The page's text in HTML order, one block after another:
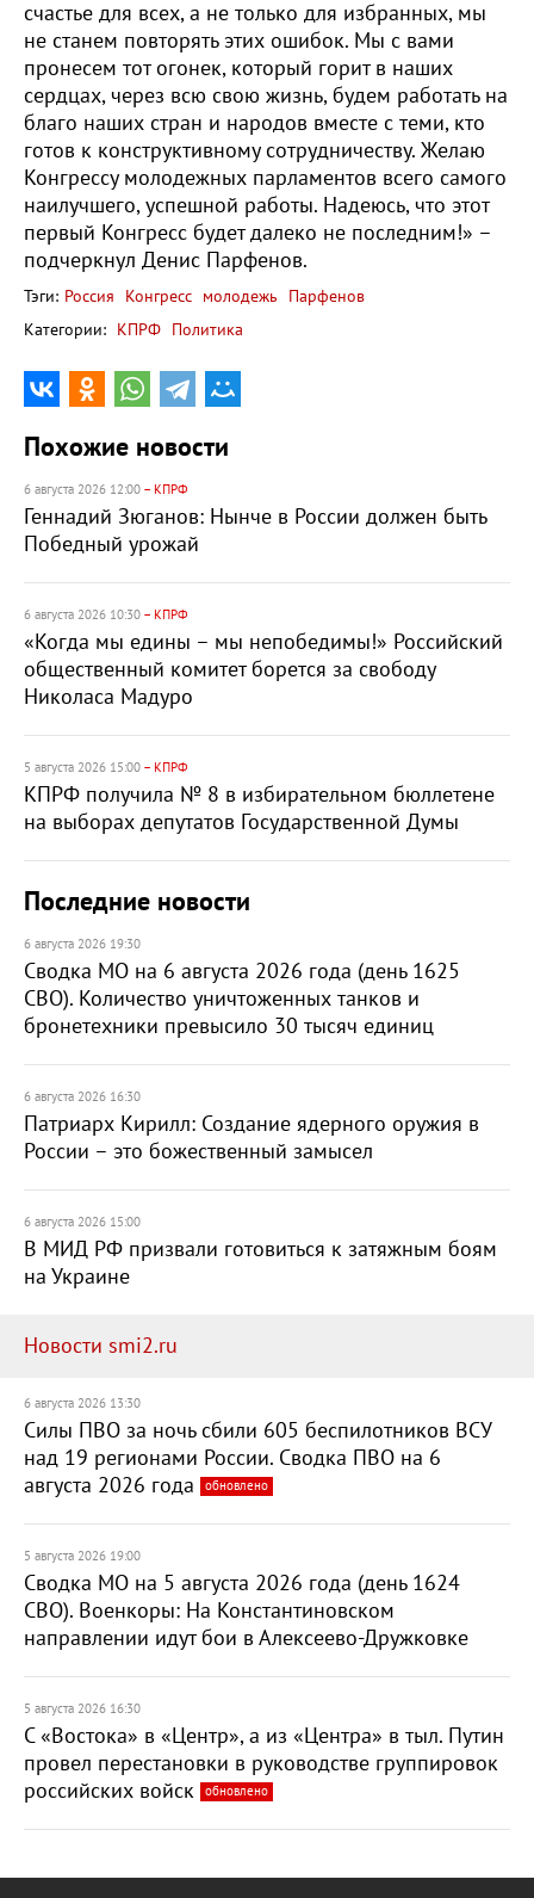
счастье для всех, а не только для избранных, мы
не станем повторять этих ошибок. Мы с вами
пронесем тот огонек, который горит в наших
сердцах, через всю свою жизнь, будем работать на
благо наших стран и народов вместе с теми, кто
готов к конструктивному сотрудничеству. Желаю
Конгрессу молодежных парламентов всего самого
наилучшего, успешной работы. Надеюсь, что этот
первый Конгресс будет далеко не последним!» –
подчеркнул Денис Парфенов.
Тэги: Россия Конгресс молодежь
Парфенов
Категории: КПРФ Политика
Похожие новости
6 августа 2026 12:00 – КПРФ
Геннадий Зюганов: Нынче в России должен быть
Победный урожай
6 августа 2026 10:30 – КПРФ
«Когда мы едины – мы непобедимы!» Российский
общественный комитет борется за свободу
Николаса Мадуро
5 августа 2026 15:00 – КПРФ
КПРФ получила № 8 в избирательном бюллетене
на выборах депутатов Государственной Думы
Последние новости
6 августа 2026 19:30
Сводка МО на 6 августа 2026 года (день 1625
СВО). Количество уничтоженных танков и
бронетехники превысило 30 тысяч единиц
6 августа 2026 16:30
Патриарх Кирилл: Создание ядерного оружия в
России – это божественный замысел
6 августа 2026 15:00
В МИД РФ призвали готовиться к затяжным боям
на Украине
Новости smi2.ru
6 августа 2026 13:30
Силы ПВО за ночь сбили 605 беспилотников ВСУ
над 19 регионами России. Сводка ПВО на 6
августа 2026 года
обновлено
5 августа 2026 19:00
Сводка МО на 5 августа 2026 года (день 1624
СВО). Военкоры: На Константиновском
направлении идут бои в Алексеево-Дружковке
5 августа 2026 16:30
С «Востока» в «Центр», а из «Центра» в тыл. Путин
провел перестановки в руководстве группировок
российских войск
обновлено